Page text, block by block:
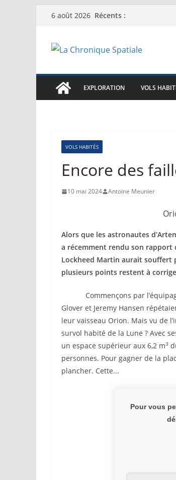
Passer6 août 2026 Récents :
EXPLORATION VOLS
VOLS HABITÉS
Encore des
10 mai 2024 Antoine Meunier
Alors que les astronautes
a récemment rendu son rapport
Lockheed Martin aurait souffert
plusieurs points restent à
Commençons par
Glover et Jeremy Hansen
leur vaisseau Orion. Mais vu de
survol habité de la Lune ? Avec
un espace supérieur aux 6,2 m3
personnes. Pour gagner de la
plancher. Cette...
Pour vous